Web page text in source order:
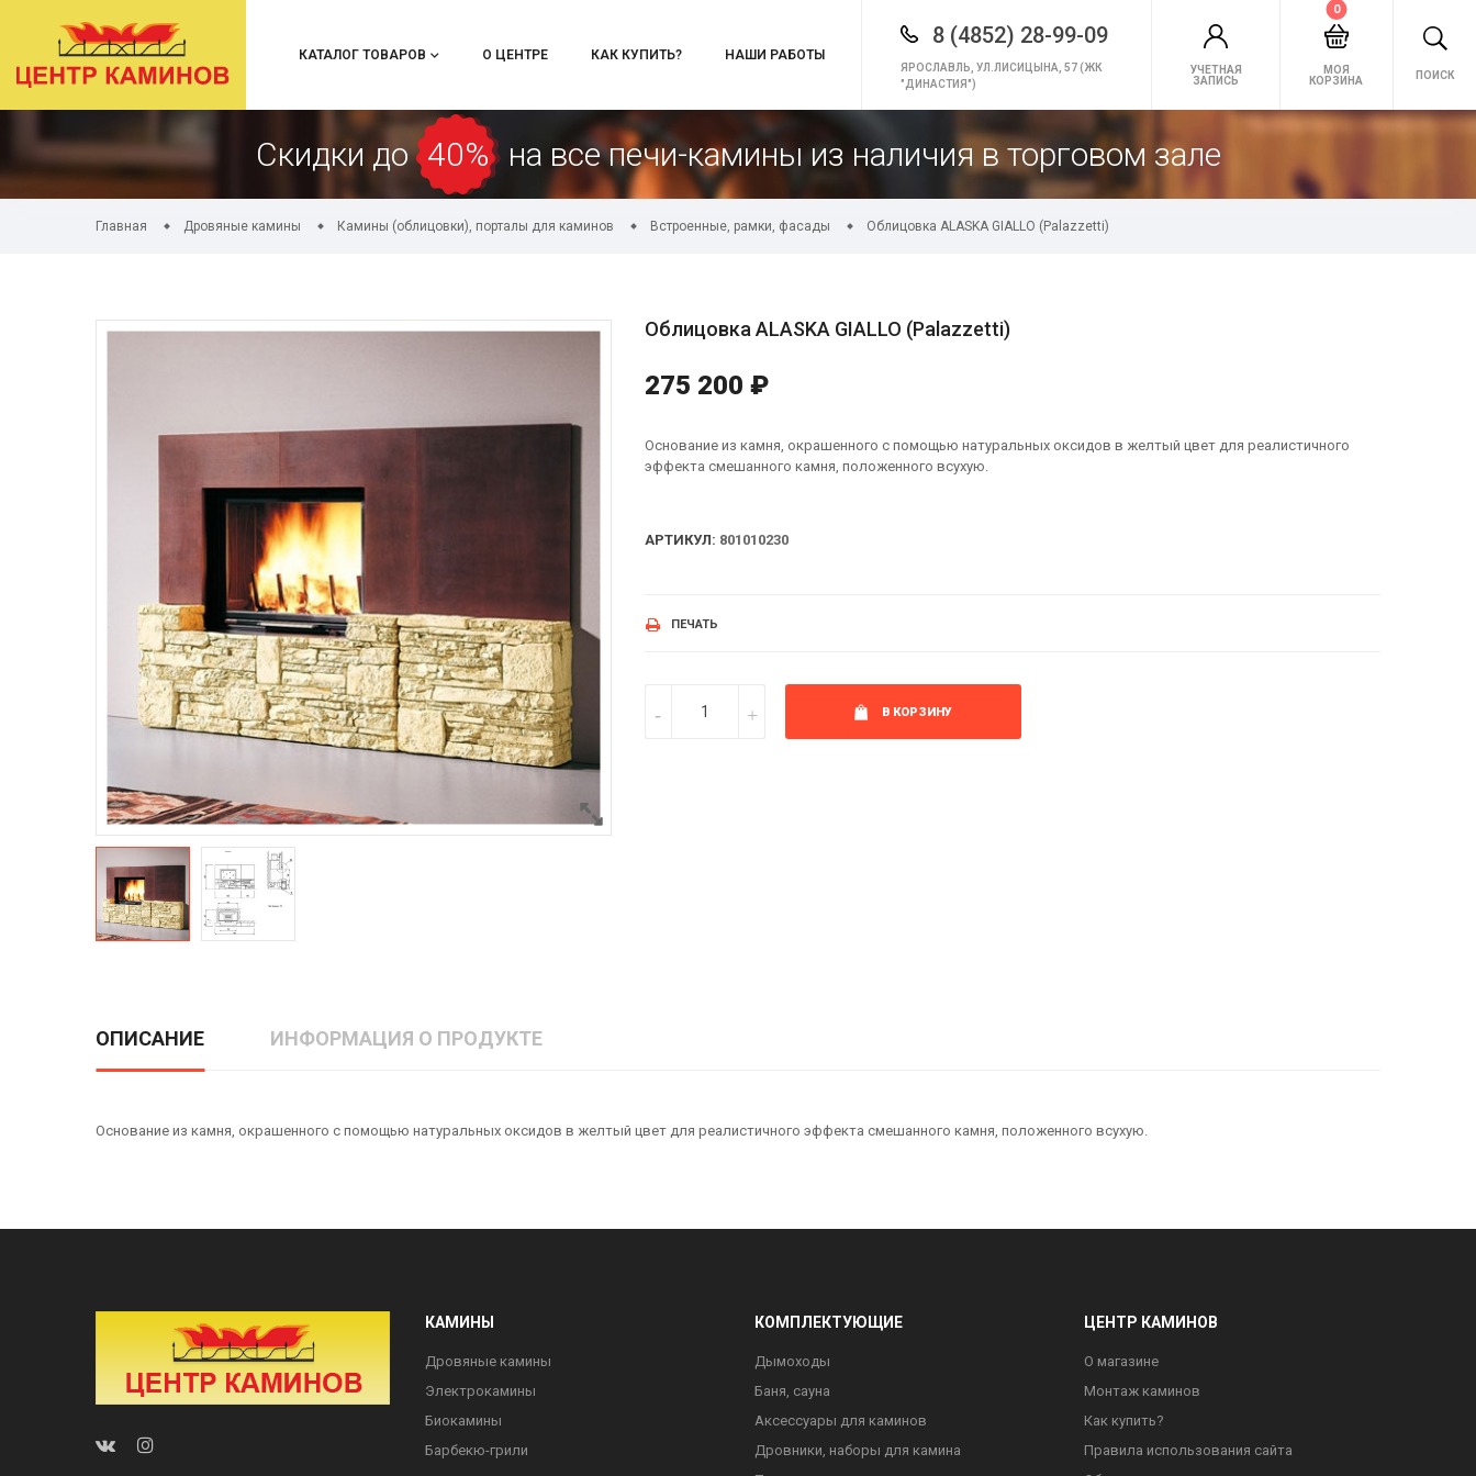
КАТАЛОГ ТОВАРОВ О ЦЕНТРЕ КАК КУПИТЬ? НАШИ РАБОТЫ
8 (4852) 28-99-09
ЯРОСЛАВЛЬ, УЛ.ЛИСИЦЫНА, 57 (ЖК
"ДИНАСТИЯ")
УЧЕТНАЯ
ЗАПИСЬ
МОЯ
КОРЗИНА
0
ПОИСК
Скидки до 40% на все печи-камины из наличия в торговом зале
Главная Дровяные камины Камины (облицовки), порталы для каминов Встроенные, рамки, фасады Облицовка ALASKA GIALLO (Palazzetti)
Облицовка ALASKA GIALLO (Palazzetti)
275 200 ₽
Основание из камня, окрашенного с помощью натуральных оксидов в желтый цвет для реалистичного
эффекта смешанного камня, положенного всухую.
АРТИКУЛ: 801010230
ПЕЧАТЬ
В КОРЗИНУ
ОПИСАНИЕ ИНФОРМАЦИЯ О ПРОДУКТЕ
Основание из камня, окрашенного с помощью натуральных оксидов в желтый цвет для реалистичного эффекта смешанного камня, положенного всухую.
КАМИНЫ
Дровяные камины
Электрокамины
Биокамины
Барбекю-грили
КОМПЛЕКТУЮЩИЕ
Дымоходы
Баня, сауна
Аксессуары для каминов
Дровники, наборы для камина
ЦЕНТР КАМИНОВ
О магазине
Монтаж каминов
Как купить?
Правила использования сайта